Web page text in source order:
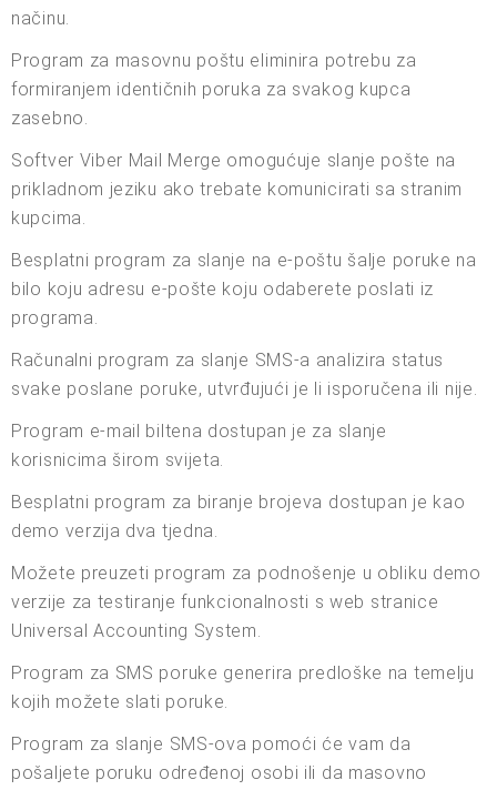
načinu.
Program za masovnu poštu eliminira potrebu za
formiranjem identičnih poruka za svakog kupca
zasebno.
Softver Viber Mail Merge omogućuje slanje pošte na
prikladnom jeziku ako trebate komunicirati sa stranim
kupcima.
Besplatni program za slanje na e-poštu šalje poruke na
bilo koju adresu e-pošte koju odaberete poslati iz
programa.
Računalni program za slanje SMS-a analizira status
svake poslane poruke, utvrđujući je li isporučena ili nije.
Program e-mail biltena dostupan je za slanje
korisnicima širom svijeta.
Besplatni program za biranje brojeva dostupan je kao
demo verzija dva tjedna.
Možete preuzeti program za podnošenje u obliku demo
verzije za testiranje funkcionalnosti s web stranice
Universal Accounting System.
Program za SMS poruke generira predloške na temelju
kojih možete slati poruke.
Program za slanje SMS-ova pomoći će vam da
pošaljete poruku određenoj osobi ili da masovno